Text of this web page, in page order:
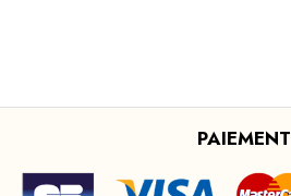
PAIEMENT